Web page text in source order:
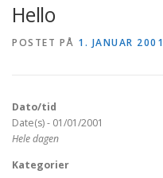
OM GRANLI INFO
Hello
POSTET PÅ 1. JANUAR 2001
Dato/tid
Date(s) - 01/01/2001
Hele dagen
Kategorier